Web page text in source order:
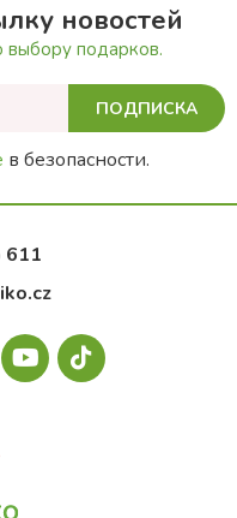
новостей
выбору подарков.
ПОДПИСКА
в безопасности.
611